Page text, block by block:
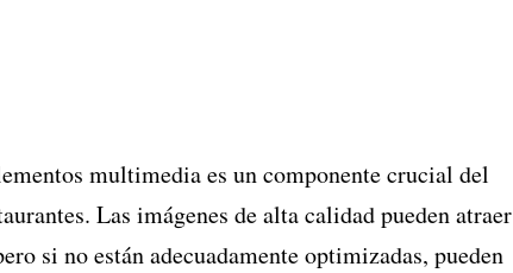
multimedia es un componente crucial del
Las imágenes de alta calidad pueden atraer
si no están adecuadamente optimizadas, pueden